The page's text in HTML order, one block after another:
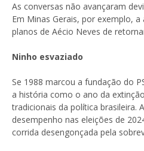
As conversas não avançaram
Em Minas Gerais, por exemplo,
planos de Aécio Neves de
Ninho esvaziado
Se 1988 marcou a fundação do
a história como o ano da
tradicionais da política brasileira.
desempenho nas eleições de
corrida desengonçada pela